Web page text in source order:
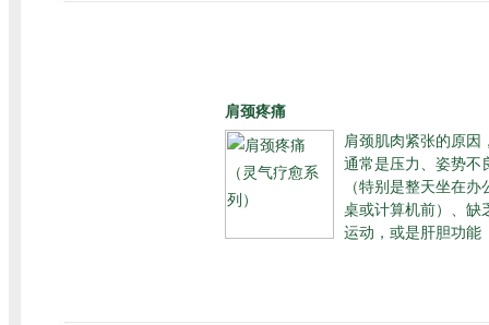
肩颈疼痛
肩颈肌肉紧张的原因
通常是压力、姿势不
（特别是整天坐在办
桌或计算机前）、缺
运动，或是肝胆功能